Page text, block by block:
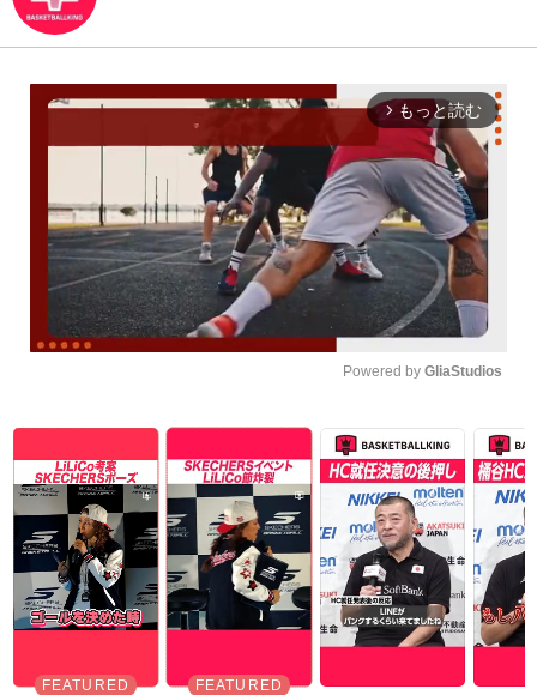
arrow_forward_ios もっと読む
Powered by GliaStudios